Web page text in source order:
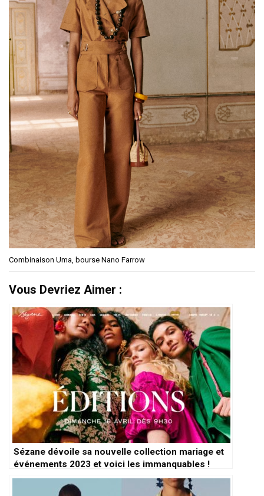
Combinaison Uma, bourse Nano Farrow
Vous Devriez Aimer :
Sézane dévoile sa nouvelle collection mariage et
événements 2023 et voici les immanquables !